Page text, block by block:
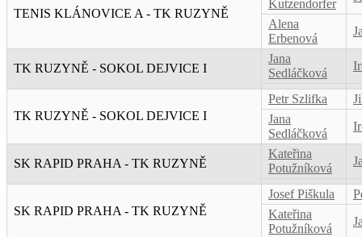
TENIS KLÁNOVICE A - TK RUZYNĚ
Kutzendorfer
Alena
Erbenová
TK RUZYNĚ - SOKOL DEJVICE I
Jana
Sedláčková
TK RUZYNĚ - SOKOL DEJVICE I
Petr Szlifka
Jana
Sedláčková
SK RAPID PRAHA - TK RUZYNĚ
Kateřina
Potužníková
SK RAPID PRAHA - TK RUZYNĚ
Josef Piškula
Kateřina
Potužníková